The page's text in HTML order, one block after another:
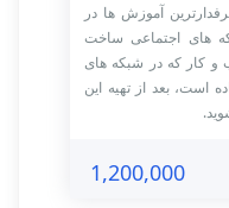
آموزش ها در
های اجتماعی ساخت
کار که در شبکه های
است، بعد از تهیه این
1,200,000